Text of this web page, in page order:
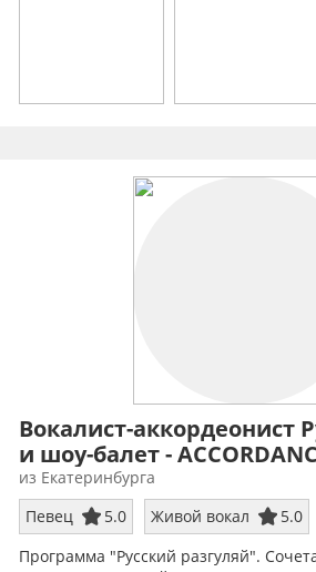
Вокалист-аккордеонист
и шоу-балет -
из Екатеринбурга
Певец
5.0 Живой вокал 5.0
Программа "Русский разгуляй".